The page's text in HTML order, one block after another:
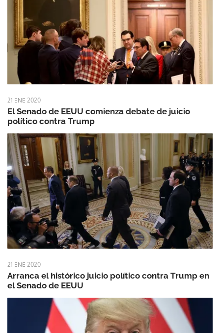
21 ENE 2020
El Senado de EEUU comienza debate de juicio
político contra Trump
21 ENE 2020
Arranca el histórico juicio político contra Trump en
el Senado de EEUU